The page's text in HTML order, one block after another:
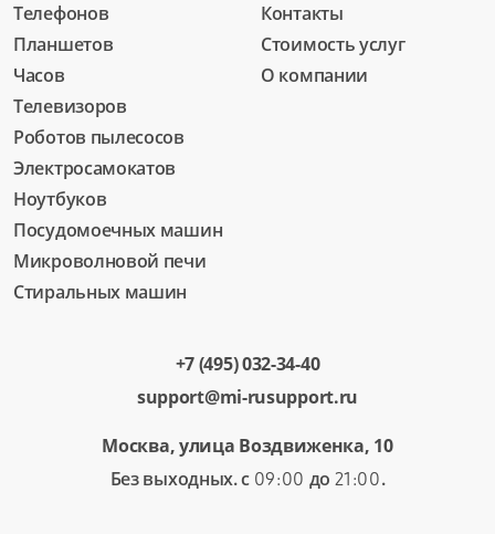
Телефонов
Планшетов
Часов
Телевизоров
Роботов пылесосов
Электросамокатов
Ноутбуков
Посудомоечных машин
Микроволновой печи
Стиральных машин
Контакты
Стоимость услуг
О компании
+7 (495) 032-34-40
support@mi-rusupport.ru
Москва, улица Воздвиженка, 10
Без выходных. с 09:00 до 21:00.